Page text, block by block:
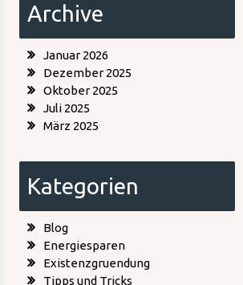
Archive
Januar 2026
Dezember 2025
Oktober 2025
Juli 2025
März 2025
Kategorien
Blog
Energiesparen
Existenzgruendung
Tipps und Tricks